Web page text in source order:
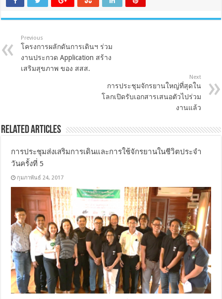
Previous
โครงการผลักดันการเดินฯ ร่วม
งานประกวด Application สร้าง
เสริมสุขภาพ ของ สสส.
Next
การประชุมจักรยานใหญ่ที่สุดใน
โลกเปิดรับเอกสารเสนอตัวไปร่วม
งานแล้ว
Related Articles
การประชุมส่งเสริมการเดินและการใช้จักรยานในชีวิตประจำ
วันครั้งที่ 5
กุมภาพันธ์ 24, 2017